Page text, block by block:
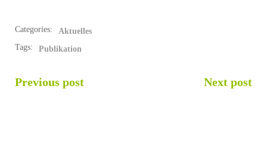
Categories:
Aktuelles
Tags:
Publikation
POST
Previous post Next post